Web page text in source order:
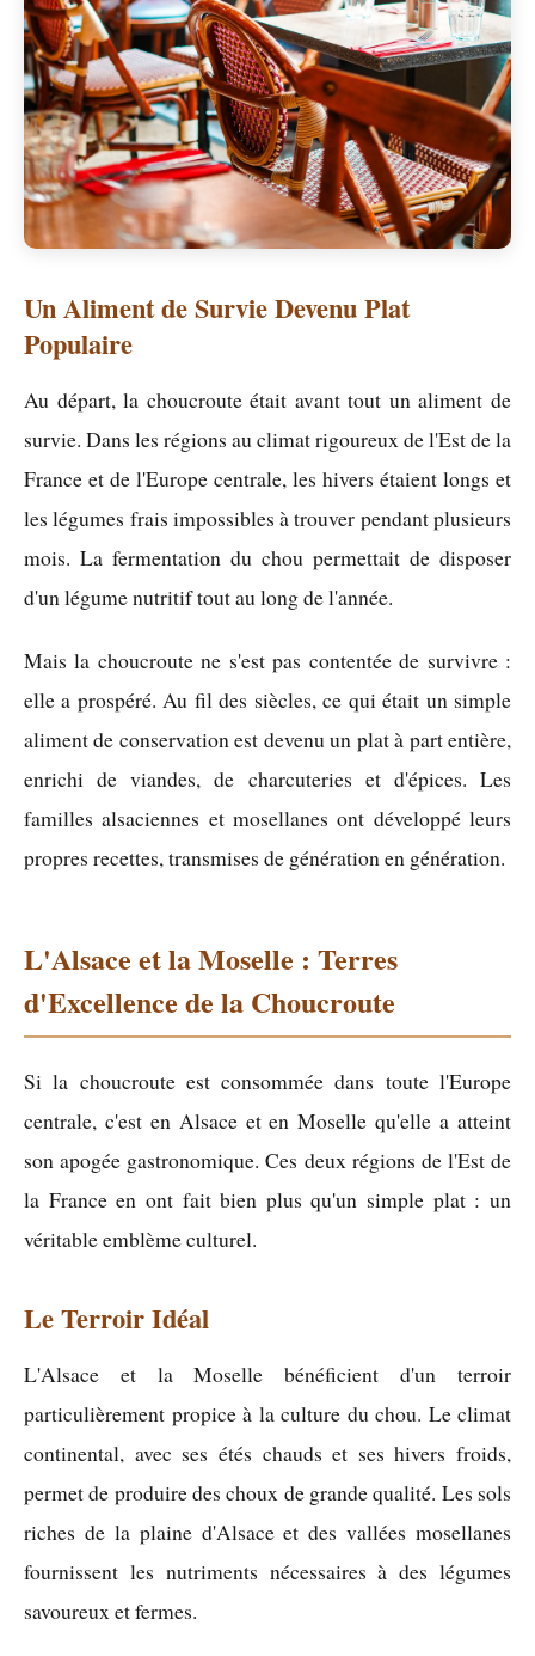
Un Aliment de Survie Devenu Plat
Populaire
Au départ, la choucroute était avant tout un aliment de
survie. Dans les régions au climat rigoureux de l'Est de la
France et de l'Europe centrale, les hivers étaient longs et
les légumes frais impossibles à trouver pendant plusieurs
mois. La fermentation du chou permettait de disposer
d'un légume nutritif tout au long de l'année.
Mais la choucroute ne s'est pas contentée de survivre :
elle a prospéré. Au fil des siècles, ce qui était un simple
aliment de conservation est devenu un plat à part entière,
enrichi de viandes, de charcuteries et d'épices. Les
familles alsaciennes et mosellanes ont développé leurs
propres recettes, transmises de génération en génération.
L'Alsace et la Moselle : Terres
d'Excellence de la Choucroute
Si la choucroute est consommée dans toute l'Europe
centrale, c'est en Alsace et en Moselle qu'elle a atteint
son apogée gastronomique. Ces deux régions de l'Est de
la France en ont fait bien plus qu'un simple plat : un
véritable emblème culturel.
Le Terroir Idéal
L'Alsace et la Moselle bénéficient d'un terroir
particulièrement propice à la culture du chou. Le climat
continental, avec ses étés chauds et ses hivers froids,
permet de produire des choux de grande qualité. Les sols
riches de la plaine d'Alsace et des vallées mosellanes
fournissent les nutriments nécessaires à des légumes
savoureux et fermes.